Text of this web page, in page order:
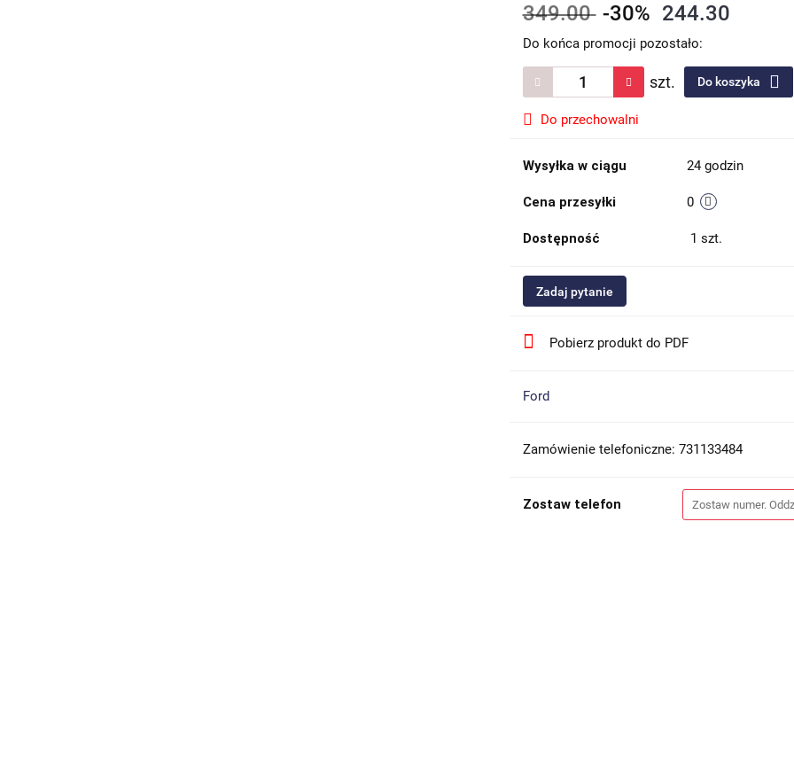
349.00 -30% 244.30
Do końca promocji pozostało:
szt. Do koszyka
Do przechowalni
Wysyłka w ciągu 24 godzin
Cena przesyłki 0
Dostępność 1 szt.
Zadaj pytanie
Pobierz produkt do PDF
Ford
Zamówienie telefoniczne: 731133484
Zostaw telefon